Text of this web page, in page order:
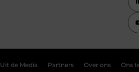
Uit de Media Partners Over ons Ons